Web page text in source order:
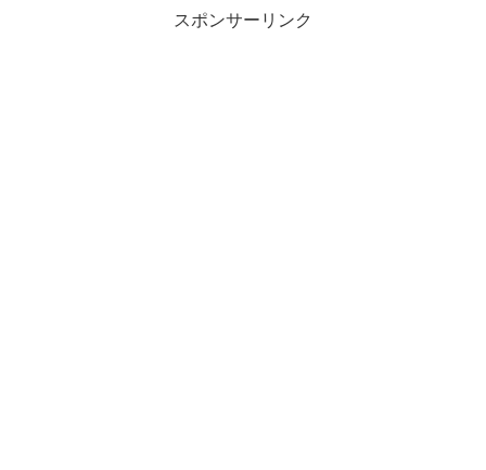
スポンサーリンク